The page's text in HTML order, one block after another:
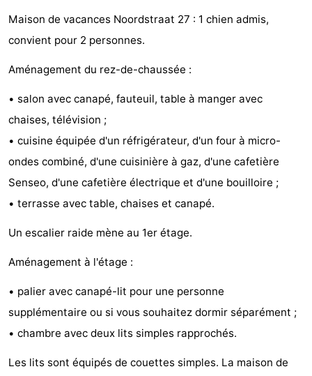
Strandcamping
Valkenisse
-
Zee,
Bos
Duin
Hôtels
Last
Voir
faire
d'intérêt
-
Musées
-
Galeries
-
Monuments
-
Maison de vacances Noordstraat 27 : 1 chien admis,
convient pour 2 personnes.
Aménagement du rez-de-chaussée :
• salon avec canapé, fauteuil, table à manger avec
chaises, télévision ;
• cuisine équipée d'un réfrigérateur, d'un four à micro-
ondes combiné, d'une cuisinière à gaz, d'une cafetière
Senseo, d'une cafetière électrique et d'une bouilloire ;
• terrasse avec table, chaises et canapé.
Un escalier raide mène au 1er étage.
Aménagement à l'étage :
• palier avec canapé-lit pour une personne
supplémentaire ou si vous souhaitez dormir séparément ;
• chambre avec deux lits simples rapprochés.
Les lits sont équipés de couettes simples. La maison de